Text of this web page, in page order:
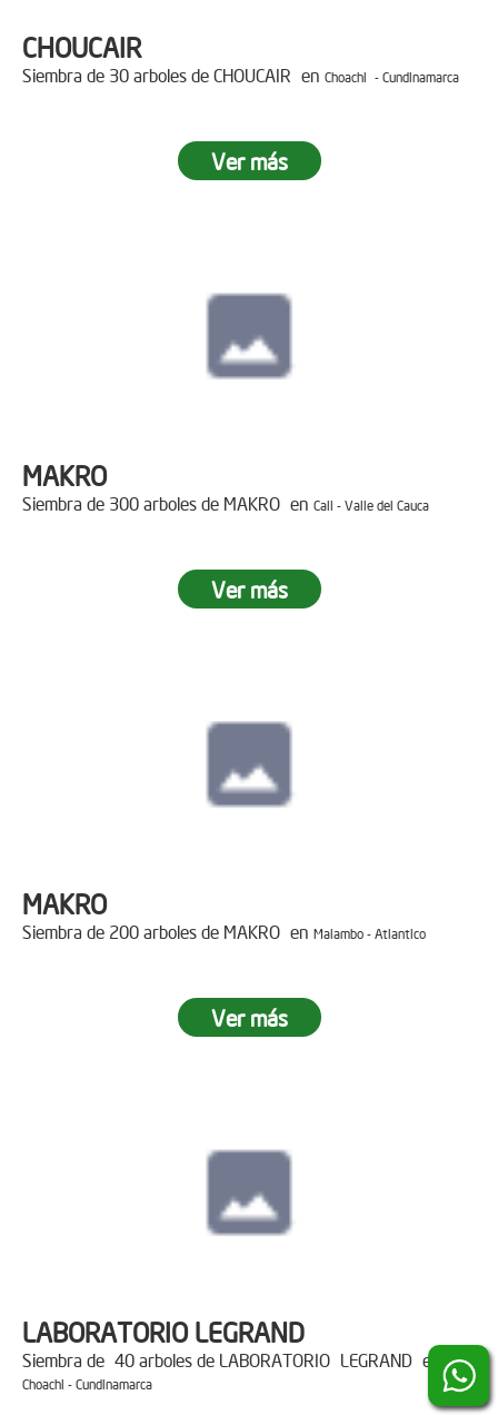
CHOUCAIR
Siembra de 30 arboles de CHOUCAIR en Choachi - Cundinamarca
Ver más
MAKRO
Siembra de 300 arboles de MAKRO en Cali - Valle del Cauca
Ver más
MAKRO
Siembra de 200 arboles de MAKRO en Malambo - Atlantico
Ver más
LABORATORIO LEGRAND
Siembra de 40 arboles de LABORATORIO LEGRAND en
Choachi - Cundinamarca